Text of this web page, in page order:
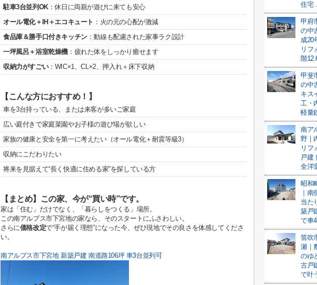
駐車3台並列OK：休日に両親が遊びに来ても安心
オール電化＋IH＋エコキュート ：火の元の心配が激減
食品庫＆勝手口付きキッチン：動線も配慮された家事ラク設計
一坪風呂＋浴室乾燥機 ：疲れた体をしっかり癒せます
収納力がすごい：WIC×1、CL×2、押入れ＋床下収納
【こんな方におすすめ！】
車を3台持っている、または来客が多いご家庭
広い庭付きで家庭菜園やお子様の遊び場が欲しい
家族の健康と安全を第一に考えたい（オール電化＋耐震等級3）
収納にこだわりたい
将来を見据えて“長く快適に住める家”を探している方
【まとめ】この家、今が“買い時”です。
家は「住む」だけでなく、「暮らしをつくる」場所。
この南アルプス市下宮地の家なら、そのスタートにふさわしい。
さらに価格改定で“手が届く理想”になった今、ぜひ現地でその良さを体感してくださ
い。
南アルプス市下宮地 新築戸建 南道路106坪 車3台並列可
住宅
甲府
の中
成20
リフ
階
甲斐
の中
キス
工・
軽量
南ア
野｜
リフ
戸建
全洋
昭和
｜南
当た
築戸
で車
笛吹
瀬｜
のゆ
古戸
で叶